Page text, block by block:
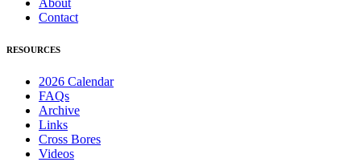
About
Contact
RESOURCES
2026 Calendar
FAQs
Archive
Links
Cross Bores
Videos